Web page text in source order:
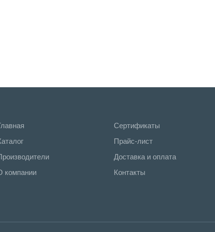
компании
Сертификаты
Прайс-лист
Доставка и оплата
Контакты